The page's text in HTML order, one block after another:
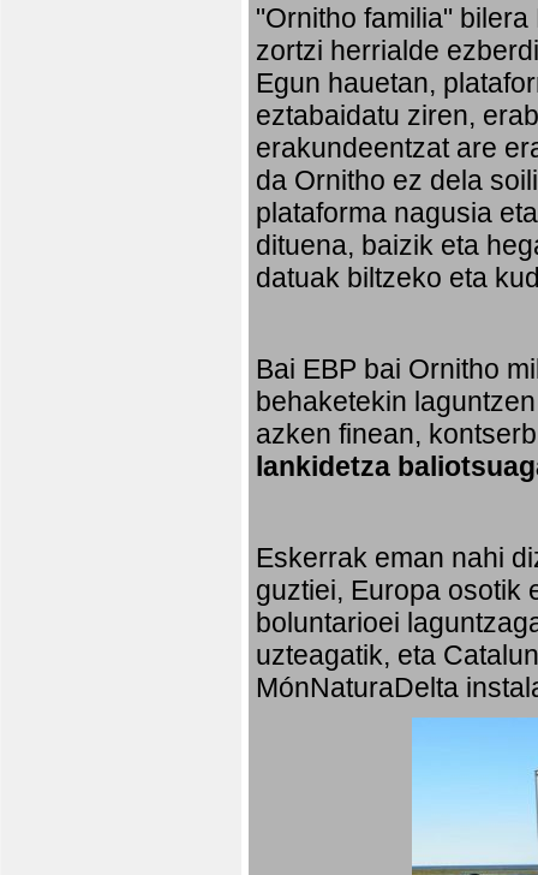
"Ornitho familia"
zortzi herrialde
Egun hauetan,
eztabaidatu ziren,
erakundeentzat are
da Ornitho ez dela
plataforma nagusia
dituena, baizik eta
datuak biltzeko eta
Bai EBP bai Ornitho
behaketekin
azken finean,
lankidetza
Eskerrak eman nahi
guztiei, Europa osotik
boluntarioei
uzteagatik, eta
MónNaturaDelta